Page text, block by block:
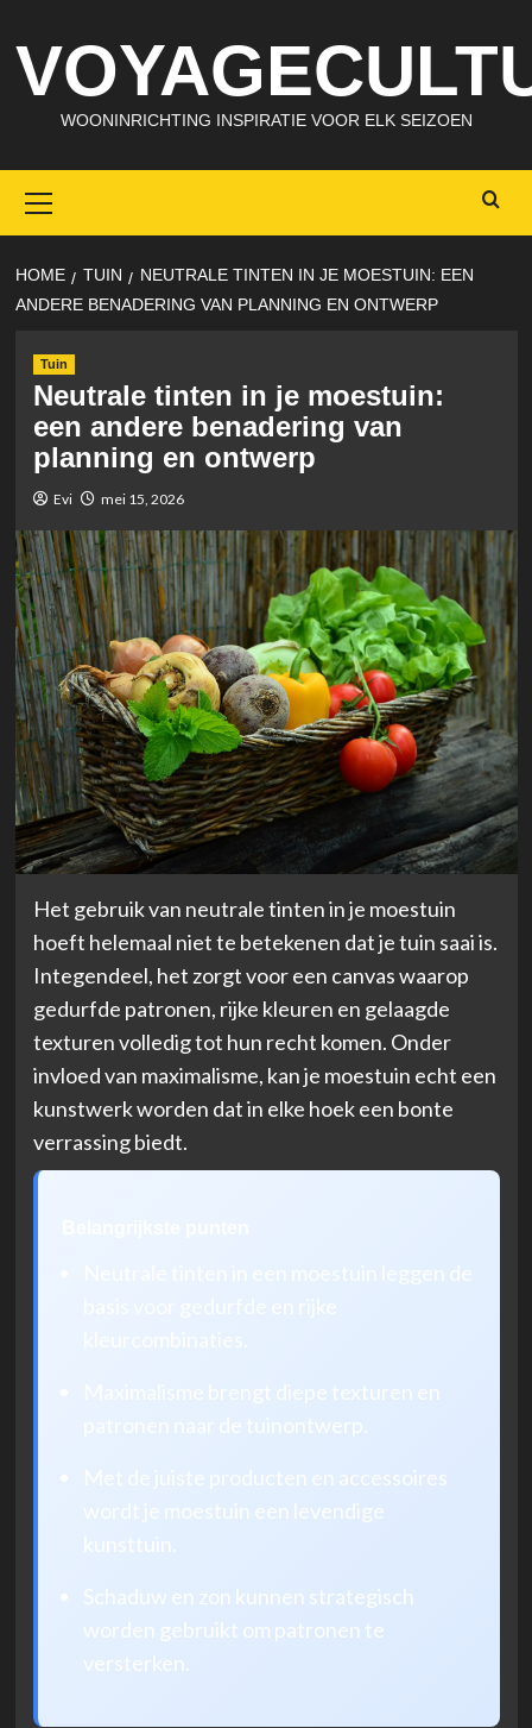
to
content
WOONINRICHTING INSPIRATIE VOOR ELK SEIZOEN
Menu
HOME TUIN
NEUTRALE TINTEN IN JE MOESTUIN: EEN
ANDERE BENADERING VAN PLANNING EN ONTWERP
Tuin
Neutrale tinten in je moestuin:
een andere benadering van
planning en ontwerp
Evi mei 15, 2026
Het gebruik van neutrale tinten in je moestuin
hoeft helemaal niet te betekenen dat je tuin saai is.
Integendeel, het zorgt voor een canvas waarop
gedurfde patronen, rijke kleuren en gelaagde
texturen volledig tot hun recht komen. Onder
invloed van maximalisme, kan je moestuin echt een
kunstwerk worden dat in elke hoek een bonte
verrassing biedt.
Neutrale tinten in een moestuin leggen de
basis voor gedurfde en rijke
kleurcombinaties.
Maximalisme brengt diepe texturen en
patronen naar de tuinontwerp.
Met de juiste producten en accessoires
wordt je moestuin een levendige
kunsttuin.
Schaduw en zon kunnen strategisch
worden gebruikt om patronen te
versterken.